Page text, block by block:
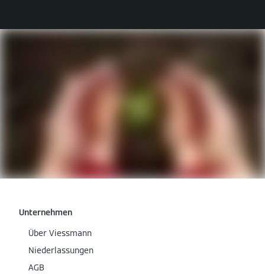
Unternehmen
Über Viessmann
Niederlassungen
AGB